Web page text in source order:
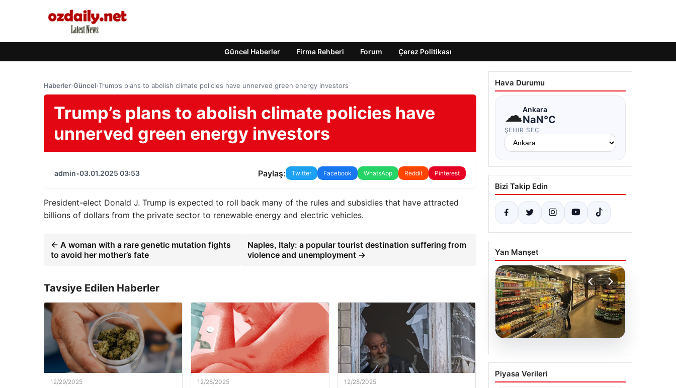
Güncel Haberler Firma Rehberi Forum Çerez Politikası
Haberler›Güncel›Trump’s plans to abolish climate policies have unnerved green energy investors
Trump’s plans to abolish climate policies have
unnerved green energy investors
admin•03.01.2025 03:53 Paylaş: Twitter Facebook WhatsApp Reddit Pinterest
President-elect Donald J. Trump is expected to roll back many of the rules and subsidies that have attracted
billions of dollars from the private sector to renewable energy and electric vehicles.
← A woman with a rare genetic mutation fights
to avoid her mother’s fate
Naples, Italy: a popular tourist destination suffering from
violence and unemployment →
Tavsiye Edilen Haberler
12/29/2025 12/28/2025 12/28/2025
Hava Durumu
☁Ankara
NaN°C
ŞEHIR SEÇ
Bizi Takip Edin
Yan Manşet
07.08.2026
Enflasyon verileri ne
zaman açıklanacak?
Piyasa Verileri